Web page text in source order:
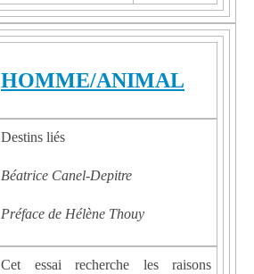
HOMME/ANIMAL
Destins liés
Béatrice Canel-Depitre
Préface de Hélène Thouy
Cet essai recherche les raisons